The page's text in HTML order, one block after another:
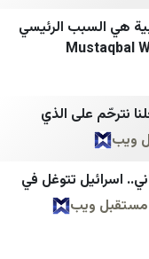
تايم
برس
الغربي
الثالثة
في